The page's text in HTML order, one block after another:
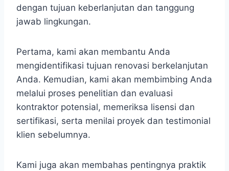
dengan tujuan keberlanjutan dan tanggung
jawab lingkungan.
Pertama, kami akan membantu Anda
mengidentifikasi tujuan renovasi berkelanjutan
Anda. Kemudian, kami akan membimbing Anda
melalui proses penelitian dan evaluasi
kontraktor potensial, memeriksa lisensi dan
sertifikasi, serta menilai proyek dan testimonial
klien sebelumnya.
Kami juga akan membahas pentingnya praktik